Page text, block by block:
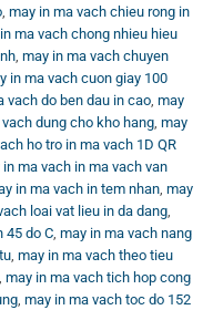
nhiều tính năng hỗ trợ
lý tưởng cho mọi nhu
hiện đại. Đầu tư
quản lý và sản xuất
, may in ma vach chieu rong in
ma vach chong nhieu hieu
, may in ma vach chuyen
in ma vach cuon giay 100
vach do ben dau in cao, may
dung cho kho hang, may
ho tro in ma vach 1D QR
in ma vach in ma vach van
in ma vach in tem nhan, may
loai vat lieu in da dang,
45 do C, may in ma vach nang
, may in ma vach theo tieu
, may in ma vach tich hop cong
, may in ma vach toc do 152